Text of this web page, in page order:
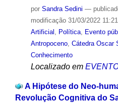
por Sandra Sedini —
modificação31/03/2022 11:21
Artificial , Política, Evento
Antropoceno, Cátedra Oscar
Conhecimento
Localizado em
A Hipótese do Neo-
Revolução Cognitiva do